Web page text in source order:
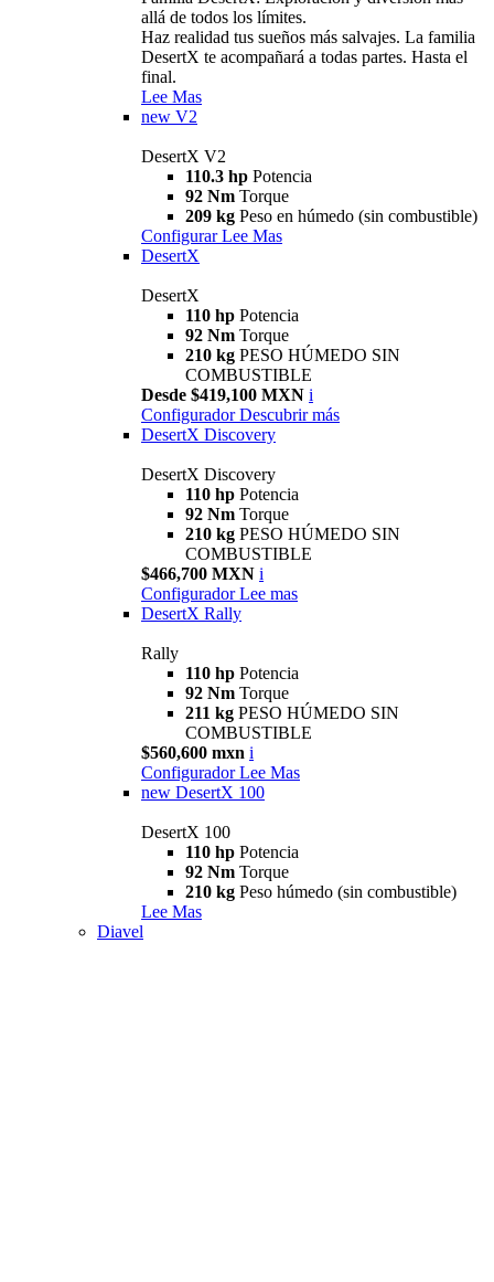
allá de todos los límites.
Haz realidad tus sueños más salvajes. La familia
DesertX te acompañará a todas partes. Hasta el
final.
Lee Mas
new V2
DesertX V2
110.3 hp Potencia
92 Nm Torque
209 kg Peso en húmedo (sin combustible)
Configurar Lee Mas
DesertX
DesertX
110 hp Potencia
92 Nm Torque
210 kg PESO HÚMEDO SIN
COMBUSTIBLE
Desde $419,100 MXN i
Configurador Descubrir más
DesertX Discovery
DesertX Discovery
110 hp Potencia
92 Nm Torque
210 kg PESO HÚMEDO SIN
COMBUSTIBLE
$466,700 MXN i
Configurador Lee mas
DesertX Rally
Rally
110 hp Potencia
92 Nm Torque
211 kg PESO HÚMEDO SIN
COMBUSTIBLE
$560,600 mxn i
Configurador Lee Mas
new DesertX 100
DesertX 100
110 hp Potencia
92 Nm Torque
210 kg Peso húmedo (sin combustible)
Lee Mas
Diavel